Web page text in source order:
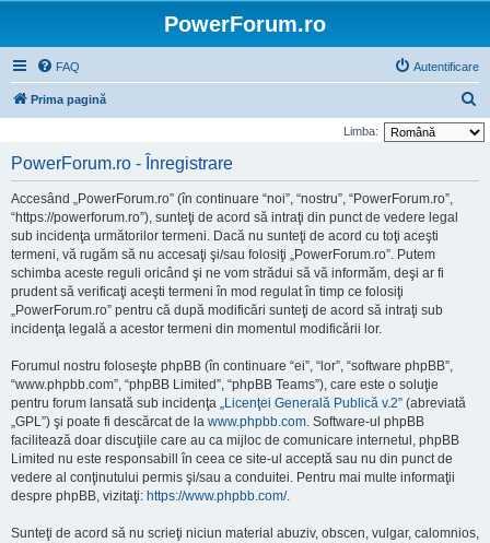
PowerForum.ro
FAQ Autentificare
Prima pagină
ă
Limba:
PowerForum.ro - Înregistrare
Accesând „PowerForum.ro” (în continuare “noi”, “nostru”, “PowerForum.ro”,
“https://powerforum.ro”), sunteţi de acord să intraţi din punct de vedere legal
sub incidenţa următorilor termeni. Dacă nu sunteţi de acord cu toţi aceşti
termeni, vă rugăm să nu accesaţi şi/sau folosiţi „PowerForum.ro”. Putem
schimba aceste reguli oricând şi ne vom strădui să vă informăm, deşi ar fi
prudent să verificaţi aceşti termeni în mod regulat în timp ce folosiţi
„PowerForum.ro” pentru că după modificări sunteţi de acord să intraţi sub
incidenţa legală a acestor termeni din momentul modificării lor.
Forumul nostru foloseşte phpBB (în continuare “ei”, “lor”, “software phpBB”,
“www.phpbb.com”, “phpBB Limited”, “phpBB Teams”), care este o soluţie
pentru forum lansată sub incidenţa „Licenţei Generală Publică v.2” (abreviată
„GPL”) şi poate fi descărcat de la www.phpbb.com. Software-ul phpBB
facilitează doar discuţiile care au ca mijloc de comunicare internetul, phpBB
Limited nu este responsabill în ceea ce site-ul acceptă sau nu din punct de
vedere al conţinutului permis şi/sau a conduitei. Pentru mai multe informaţii
despre phpBB, vizitaţi: https://www.phpbb.com/.
Sunteţi de acord să nu scrieţi niciun material abuziv, obscen, vulgar, calomnios,